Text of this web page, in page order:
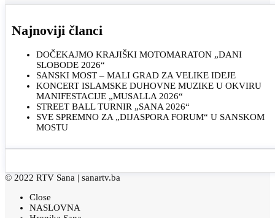
Najnoviji članci
DOČEKAJMO KRAJIŠKI MOTOMARATON „DANI
SLOBODE 2026“
SANSKI MOST – MALI GRAD ZA VELIKE IDEJE
KONCERT ISLAMSKE DUHOVNE MUZIKE U OKVIRU
MANIFESTACIJE „MUSALLA 2026“
STREET BALL TURNIR „SANA 2026“
SVE SPREMNO ZA „DIJASPORA FORUM“ U SANSKOM
MOSTU
© 2022 RTV Sana | sanartv.ba
Close
NASLOVNA